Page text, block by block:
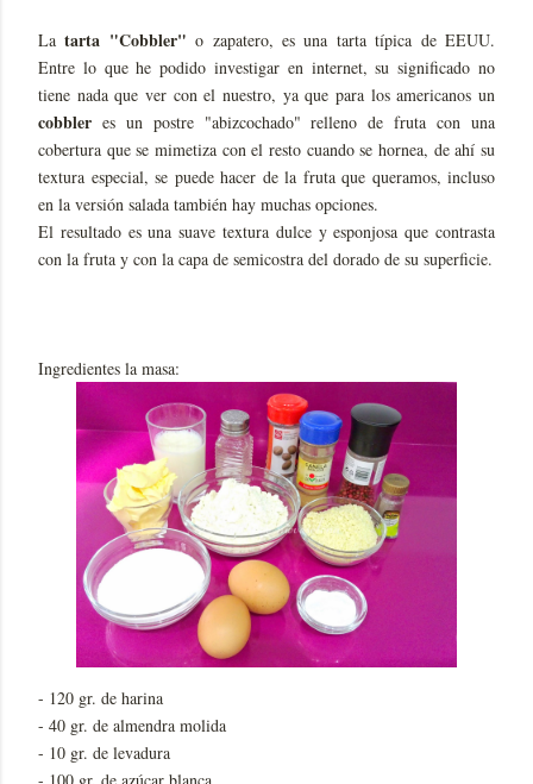
La tarta "Cobbler" o zapatero, es una tarta típica de EEUU.
Entre lo que he podido investigar en internet, su significado no
tiene nada que ver con el nuestro, ya que para los americanos un
cobbler es un postre "abizcochado" relleno de fruta con una
cobertura que se mimetiza con el resto cuando se hornea, de ahí su
textura especial, se puede hacer de la fruta que queramos, incluso
en la versión salada también hay muchas opciones.
El resultado es una suave textura dulce y esponjosa que contrasta
con la fruta y con la capa de semicostra del dorado de su superficie.
Ingredientes la masa:
- 120 gr. de harina
- 40 gr. de almendra molida
- 10 gr. de levadura